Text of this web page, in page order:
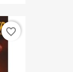
favorite_border